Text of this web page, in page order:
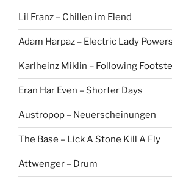
Lil Franz – Chillen im Elend
Adam Harpaz – Electric Lady Powers
Karlheinz Miklin – Following
Eran Har Even – Shorter Days
Austropop – Neuerscheinungen
The Base – Lick A Stone Kill A Fly
Attwenger – Drum